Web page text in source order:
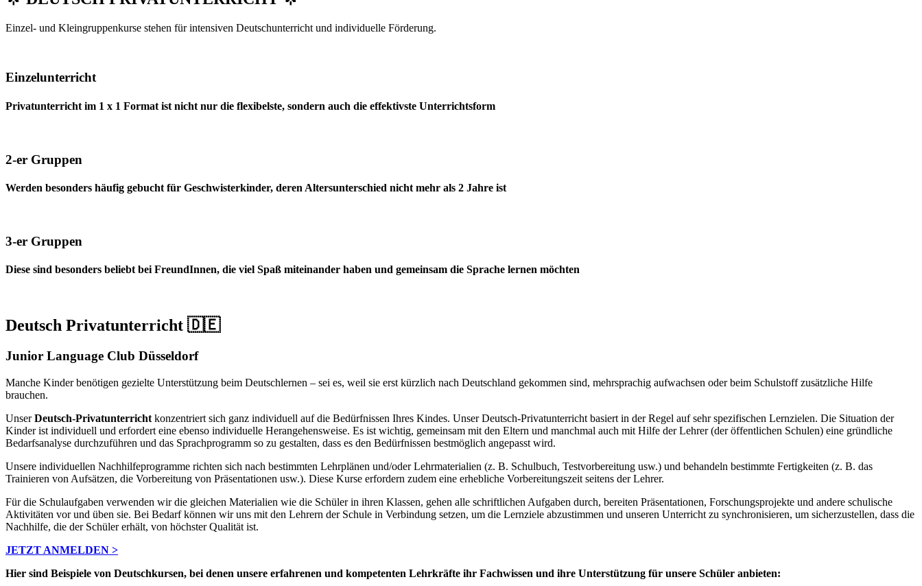
Einzel- und Kleingruppenkurse stehen für intensiven Deutschunterricht und individuelle Förderung.
Einzelunterricht
Privatunterricht im 1 x 1 Format ist nicht nur die flexibelste, sondern auch die effektivste Unterrichtsform
2-er Gruppen
Werden besonders häufig gebucht für Geschwisterkinder, deren Altersunterschied nicht mehr als 2 Jahre ist
3-er Gruppen
Diese sind besonders beliebt bei FreundInnen, die viel Spaß miteinander haben und gemeinsam die Sprache lernen möchten
Deutsch Privatunterricht 🇩🇪
Junior Language Club Düsseldorf
Manche Kinder benötigen gezielte Unterstützung beim Deutschlernen – sei es, weil sie erst kürzlich nach Deutschland gekommen sind, mehrsprachig aufwachsen oder beim Schulstoff zusätzliche Hilfe
brauchen.
UnserDeutsch-Privatunterricht konzentriert sich ganz individuell auf die Bedürfnissen Ihres Kindes. Unser Deutsch-Privatunterricht basiert in der Regel auf sehr spezifischen Lernzielen. Die Situation der
Kinder ist individuell und erfordert eine ebenso individuelle Herangehensweise. Es ist wichtig, gemeinsam mit den Eltern und manchmal auch mit Hilfe der Lehrer (der öffentlichen Schulen) eine gründliche
Bedarfsanalyse durchzuführen und das Sprachprogramm so zu gestalten, dass es den Bedürfnissen bestmöglich angepasst wird.
Unsere individuellen Nachhilfeprogramme richten sich nach bestimmten Lehrplänen und/oder Lehrmaterialien (z. B. Schulbuch, Testvorbereitung usw.) und behandeln bestimmte Fertigkeiten (z. B. das
Trainieren von Aufsätzen, die Vorbereitung von Präsentationen usw.). Diese Kurse erfordern zudem eine erhebliche Vorbereitungszeit seitens der Lehrer.
Für die Schulaufgaben verwenden wir die gleichen Materialien wie die Schüler in ihren Klassen, gehen alle schriftlichen Aufgaben durch, bereiten Präsentationen, Forschungsprojekte und andere schulische
Aktivitäten vor und üben sie. Bei Bedarf können wir uns mit den Lehrern der Schule in Verbindung setzen, um die Lernziele abzustimmen und unseren Unterricht zu synchronisieren, um sicherzustellen, dass die
Nachhilfe, die der Schüler erhält, von höchster Qualität ist.
JETZT ANMELDEN >
Hier sind Beispiele von Deutschkursen, bei denen unsere erfahrenen und kompetenten Lehrkräfte ihr Fachwissen und ihre Unterstützung für unsere Schüler anbieten: